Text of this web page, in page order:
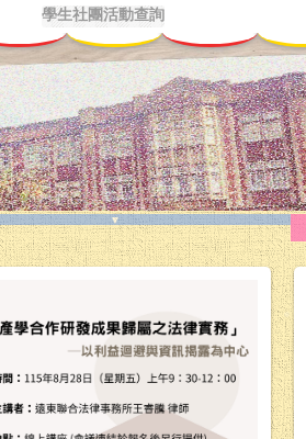
學生社團活動查詢
▼
熱門活動